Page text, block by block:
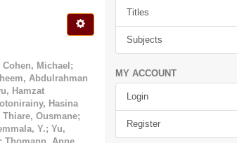
Cohen, Michael ;
Abdulrahman
Hamzat
Hasina
Thiare, Ousmane;
Y.; Yu,
Titles
Subjects
MY ACCOUNT
Login
Register